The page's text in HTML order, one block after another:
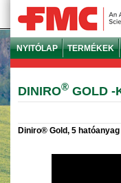
NYITÓLAP TERMÉKEK
DINIRO® GOLD -
Diniro® Gold, 5